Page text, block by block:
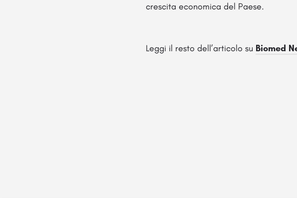
crescita economica del Paese.
Leggi il resto dell’articolo su Biomed